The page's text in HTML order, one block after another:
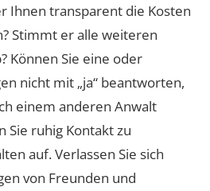
Ihnen transparent die Kosten
Stimmt er alle weiteren
Können Sie eine oder
nicht mit „ja“ beantworten,
einem anderen Anwalt
Sie ruhig Kontakt zu
auf. Verlassen Sie sich
von Freunden und